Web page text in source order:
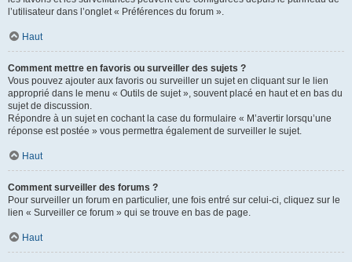
l’utilisateur dans l’onglet « Préférences du forum ».
Haut
Comment mettre en favoris ou surveiller des sujets ?
Vous pouvez ajouter aux favoris ou surveiller un sujet en cliquant sur le lien
approprié dans le menu « Outils de sujet », souvent placé en haut et en bas du
sujet de discussion.
Répondre à un sujet en cochant la case du formulaire « M’avertir lorsqu’une
réponse est postée » vous permettra également de surveiller le sujet.
Haut
Comment surveiller des forums ?
Pour surveiller un forum en particulier, une fois entré sur celui-ci, cliquez sur le
lien « Surveiller ce forum » qui se trouve en bas de page.
Haut